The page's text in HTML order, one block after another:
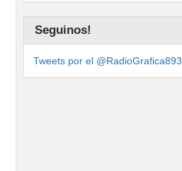
Seguinos!
Tweets por el @RadioGrafica893.